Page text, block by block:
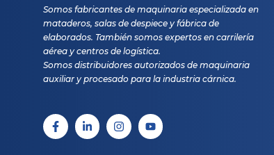
Somos fabricantes de maquinaria especializada en
mataderos, salas de despiece y fábrica de
elaborados. También somos expertos en carrilería
aérea y centros de logística.
Somos distribuidores autorizados de maquinaria
auxiliar y procesado para la industria cárnica.